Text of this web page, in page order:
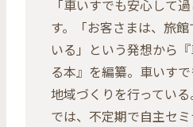
「車いすでも安心して
す。「お客さまは、旅
いる」という発想から
る本』を編纂。車いす
地域づくりを行ってい
では、不定期で自主セ